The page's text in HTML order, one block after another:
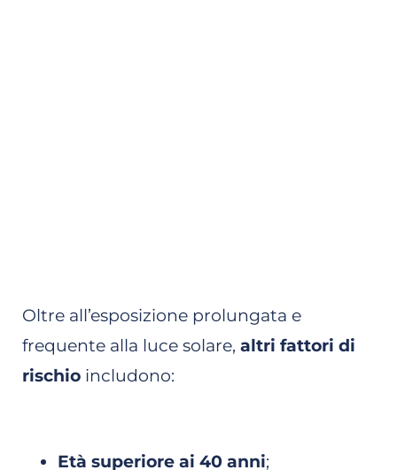
Oltre all’esposizione prolungata e
frequente alla luce solare, altri fattori di
rischio includono:
Età superiore ai 40 anni;